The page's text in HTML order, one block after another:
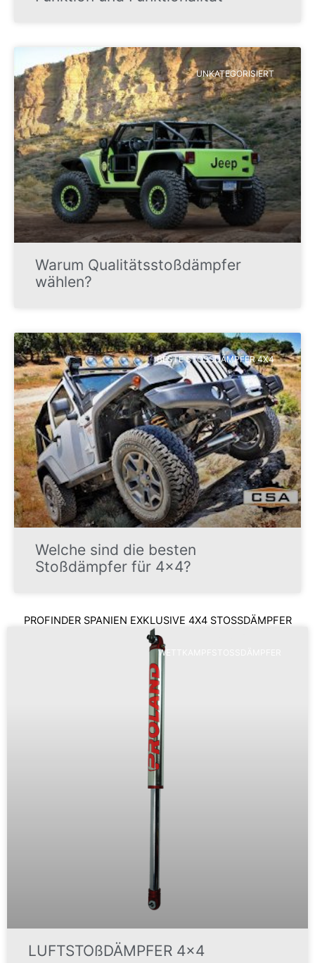
UNKATEGORISIERT
Warum Qualitätsstoßdämpfer
wählen?
BESTE STOSSDÄMPFER 4X4
Welche sind die besten
Stoßdämpfer für 4x4?
PROFINDER SPANIEN EXKLUSIVE 4X4 STOSSDÄMPFER
WETTKAMPFSTOSSDÄMPFER
LUFTSTOßDÄMPFER 4×4